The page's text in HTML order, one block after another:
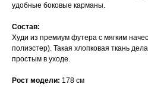
удобные боковые карманы.
Состав:
Худи из премиум футера с мягким
полиэстер). Такая хлопковая ткань
простым в уходе.
Рост модели: 178 см